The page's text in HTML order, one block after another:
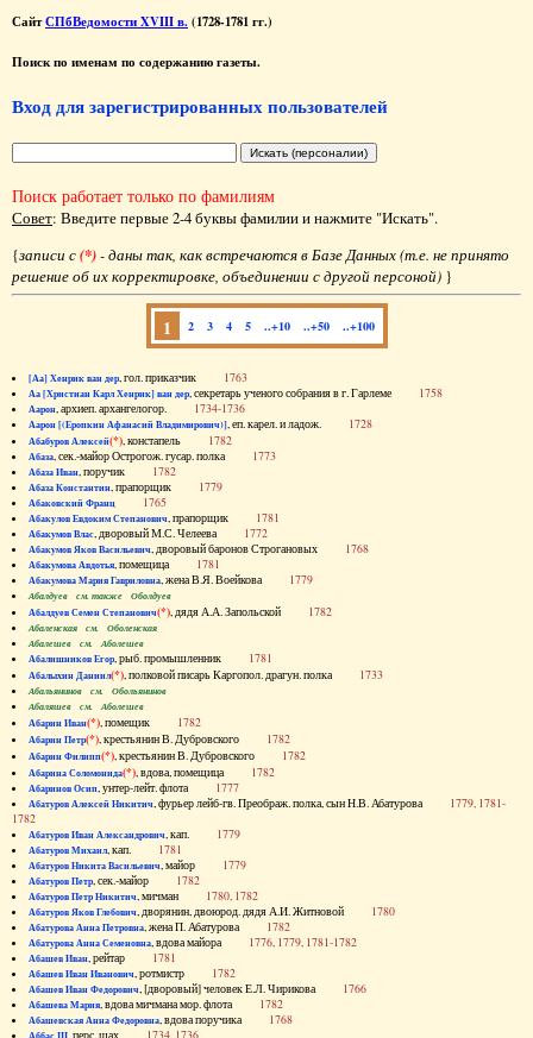
СайтСПбВедомости XVIII в. (1728-1781 гг.)
Поиск по именам по содержанию газеты.
Вход для зарегистрированных пользователей
Поиск работает только по фамилиям
Совет: Введите первые 2-4 буквы фамилии и нажмите "Искать".
{записи с(*)- даны так, как встречаются в Базе Данных (т.е. не принято
решение об их корректировке, объединении с другой персоной) }
1 2 3 4 5 ..+10 ..+50 ..+100
[Аа] Хенрик ван дер, гол. приказчик 1763
Аа [Христиан Карл Хенрик] ван дер, секретарь ученого собрания в г. Гарлеме 1758
Аарон, архиеп. архангелогор. 1734-1736
Аарон [(Еропкин Афанасий Владимирович)], еп. карел. и ладож. 1728
Абабуров Алексей(*), констапель 1782
Абаза, сек.-майор Острогож. гусар. полка 1773
Абаза Иван, поручик 1782
Абаза Константин, прапорщик 1779
Абаковский Франц 1765
Абакулов Евдоким Степанович, прапорщик 1781
Абакумов Влас, дворовый М.С. Челеева 1772
Абакумов Яков Васильевич, дворовый баронов Строгановых 1768
Абакумова Авдотья, помещица 1781
Абакумова Мария Гавриловна, жена В.Я. Воейкова 1779
Абалдуев см. также Оболдуев
Абалдуев Семен Степанович(*), дядя А.А. Запольской 1782
Абаленская см. Оболенская
Абалешев см. Аболешев
Абалишников Егор, рыб. промышленник 1781
Абалыхин Даниил(*), полковой писарь Каргопол. драгун. полка 1733
Абальянинов см. Обольянинов
Абаляшев см. Аболешев
Абарин Иван(*), помещик 1782
Абарин Петр(*), крестьянин В. Дубровского 1782
Абарин Филипп(*), крестьянин В. Дубровского 1782
Абарина Соломонида(*), вдова, помещица 1782
Абаринов Осип, унтер-лейт. флота 1777
Абатуров Алексей Никитич, фурьер лейб-гв. Преображ. полка, сын Н.В. Абатурова 1779, 1781-
1782
Абатуров Иван Александрович, кап. 1779
Абатуров Михаил, кап. 1781
Абатуров Никита Васильевич, майор 1779
Абатуров Петр, сек.-майор 1782
Абатуров Петр Никитич, мичман 1780, 1782
Абатуров Яков Глебович, дворянин, двоюрод. дядя А.И. Житновой 1780
Абатурова Анна Петровна, жена П. Абатурова 1782
Абатурова Анна Семеновна, вдова майора 1776, 1779, 1781-1782
Абашев Иван, рейтар 1781
Абашев Иван Иванович, ротмистр 1782
Абашев Иван Федорович, [дворовый] человек Е.Л. Чирикова 1766
Абашева Мария, вдова мичмана мор. флота 1782
Абашевская Анна Федоровна, вдова поручика 1768